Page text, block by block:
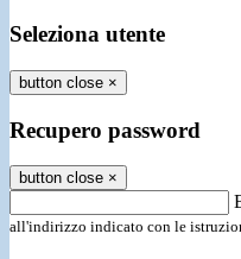
Seleziona utente
button close ×
Recupero password
button close ×
all'indirizzo indicato con le